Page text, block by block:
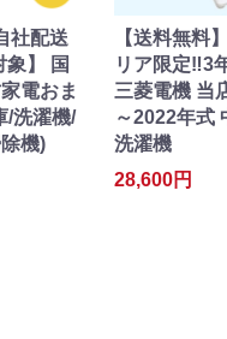
社配送
象】 国
電おま
/洗濯機/
機)
【送料無
リア限定‼3
三菱電機 当
～2022年式
洗濯機
28,600円